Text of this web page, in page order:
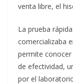
venta libre, el
La prueba
comercializaba
permite
de efectividad,
por el